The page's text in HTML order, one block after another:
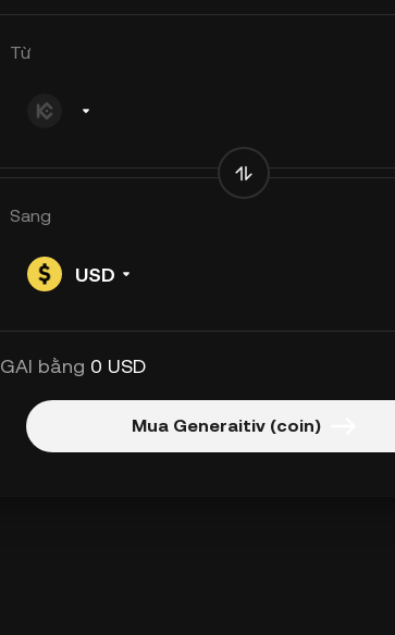
Từ
Sang
USD
bằng 0 USD
Mua Generaitiv (coin)